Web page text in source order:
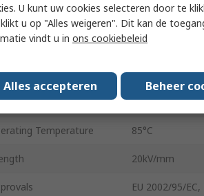
50m
No
Diameter 2mm
Temperature -20°C
Temperature 85°C
20kV/mm
EU 2002/95/
U kunt uw cookies selecteren door te
u op "Alles weigeren". Dit kan de
vindt u in ons cookiebeleid
Alles accepteren Beheer